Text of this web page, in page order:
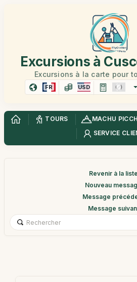
Excursions à
Excursions à la carte pour
FR USD
TOURS MACHU
SERVICE
Revenir à la liste
Nouveau
Message
Message